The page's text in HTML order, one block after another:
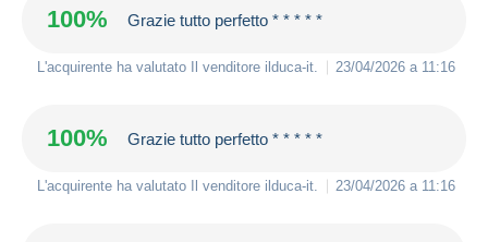
100% Grazie tutto perfetto * * * * *
L'acquirente ha valutato Il venditore ilduca-it. 23/04/2026 a 11:16
100% Grazie tutto perfetto * * * * *
L'acquirente ha valutato Il venditore ilduca-it. 23/04/2026 a 11:16